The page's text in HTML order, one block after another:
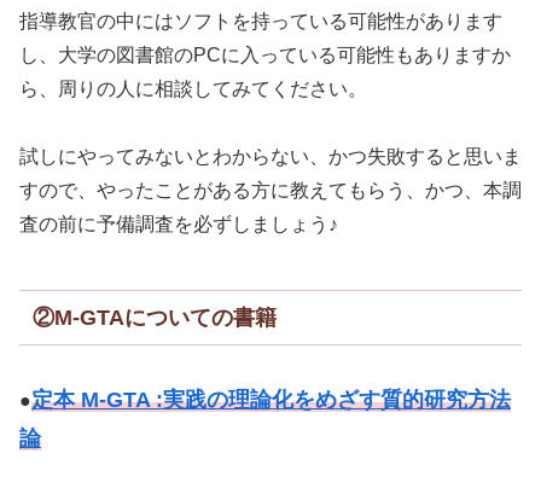
指導教官の中にはソフトを持っている可能性があります
し、大学の図書館のPCに入っている可能性もありますか
ら、周りの人に相談してみてください。
試しにやってみないとわからない、かつ失敗すると思いま
すので、やったことがある方に教えてもらう、かつ、本調
査の前に予備調査を必ずしましょう♪
②M-GTAについての書籍
●定本 M-GTA :実践の理論化をめざす質的研究方法
論